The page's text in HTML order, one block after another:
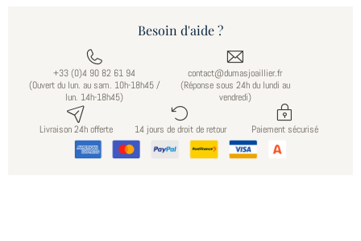
Besoin d'aide ?
+33 (0)4 90 82 61 94
(Ouvert du lun. au sam. 10h-18h45 /
lun. 14h-18h45)
contact@dumasjoaillier.fr
(Réponse sous 24h du lundi au
vendredi)
Livraison 24h offerte 14 jours de droit de retour Paiement sécurisé